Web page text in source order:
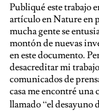
Publiqué este trabajo
artículo en Nature en
mucha gente se
montón de nuevas
en este documento.
desacreditar mi
comunicados de
casa me encontré
llamado “el desayuno